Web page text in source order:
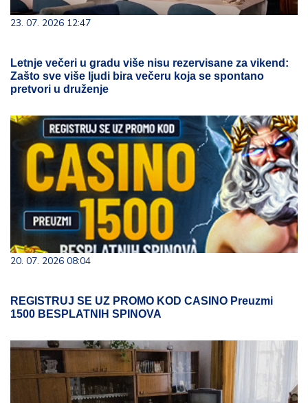
23. 07. 2026 12:47
Letnje večeri u gradu više nisu rezervisane za vikend:
Zašto sve više ljudi bira večeru koja se spontano
pretvori u druženje
20. 07. 2026 08:04
REGISTRUJ SE UZ PROMO KOD CASINO Preuzmi
1500 BESPLATNIH SPINOVA